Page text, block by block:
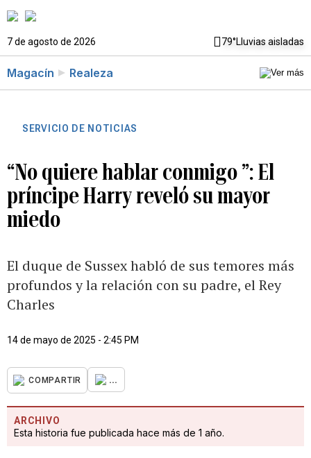
7 de agosto de 2026 79°Lluvias aisladas
Magacín Realeza
SERVICIO DE NOTICIAS
“No quiere hablar conmigo ”: El
príncipe Harry reveló su mayor
miedo
El duque de Sussex habló de sus temores más
profundos y la relación con su padre, el Rey
Charles
14 de mayo de 2025 - 2:45 PM
COMPARTIR ...
ARCHIVO
Esta historia fue publicada hace más de 1 año.